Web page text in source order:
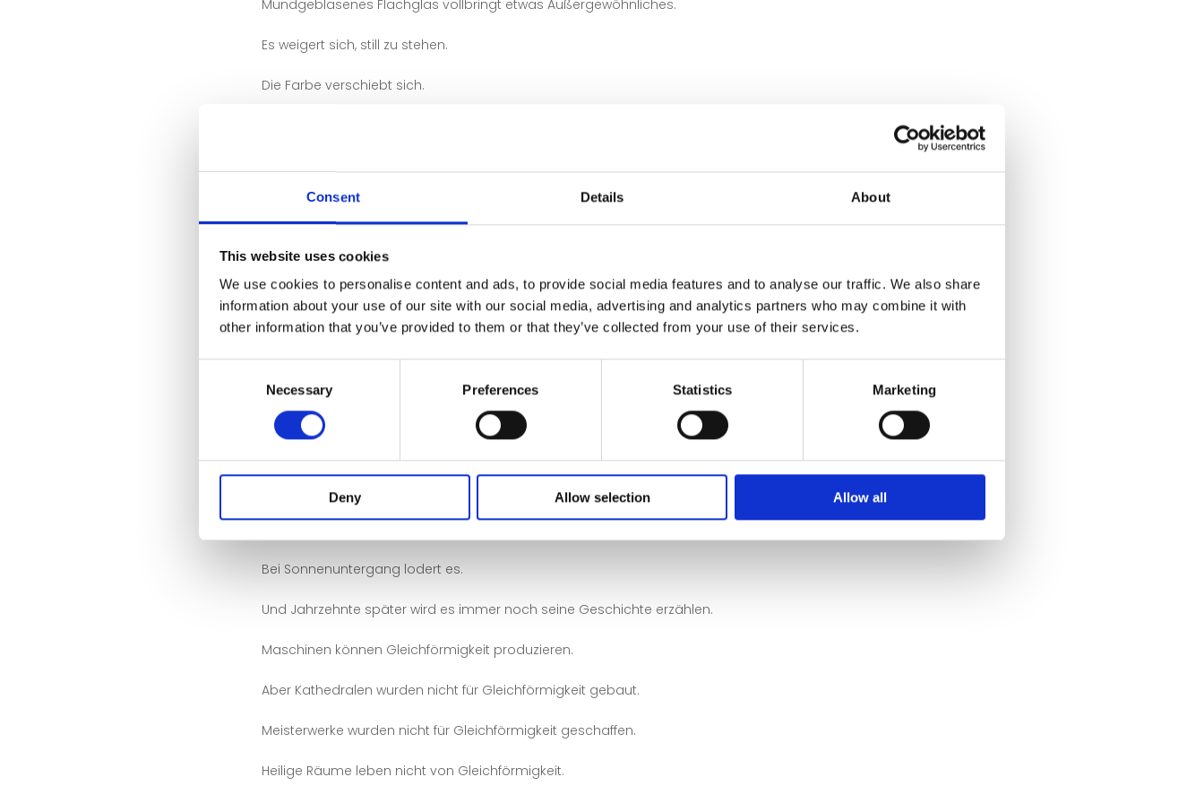
Consent Details About
This website uses cookies
We use cookies to personalise content and ads, to provide social media features and to analyse our traffic. We also share
information about your use of our site with our social media, advertising and analytics partners who may combine it with
other information that you’ve provided to them or that they’ve collected from your use of their services.
Necessary Preferences Statistics Marketing
Deny Allow selection Allow all
Mundgeblasenes Flachglas vollbringt etwas Außergewöhnliches.
Es weigert sich, still zu stehen.
Die Farbe verschiebt sich.
Feine Streifen leiten es.
Jedes Stück reagiert anders.
Jedes Stück atmet.
Keine zwei Scheiben sind jemals gleich.
Denn in meiner Arbeit geht es nicht um Perfektion.
Wenn das Morgenlicht in einen Raum fällt, flüstert das Glas.
Bei Sonnenuntergang lodert es.
Und Jahrzehnte später wird es immer noch seine Geschichte erzählen.
Maschinen können Gleichförmigkeit produzieren.
Aber Kathedralen wurden nicht für Gleichförmigkeit gebaut.
Meisterwerke wurden nicht für Gleichförmigkeit geschaffen.
Heilige Räume leben nicht von Gleichförmigkeit.